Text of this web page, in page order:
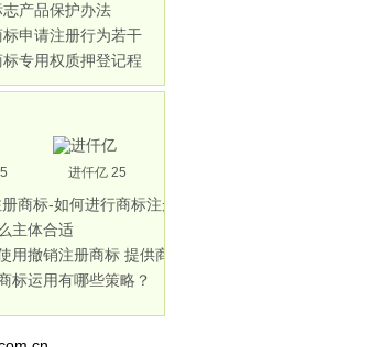
产品保护办法
申请注册行为若干
专用权质押登记程
进仟亿 25
商标-如何进行商标注册-
主体合适
用撤销注册商标 提供商标
标运用有哪些策略？